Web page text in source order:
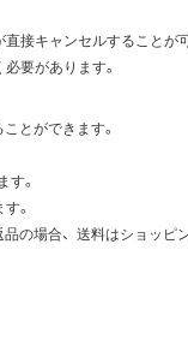
接キャンセルすることが
要があります。
とができます。
。
。
の場合、送料はショッピ